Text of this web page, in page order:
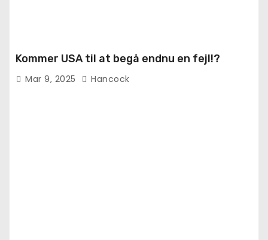
Kommer USA til at begå endnu en fejl!?
Mar 9, 2025 Hancock